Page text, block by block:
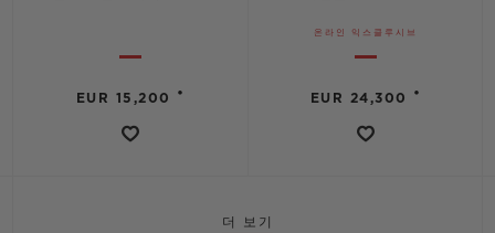
EUR 15,200 •
온라인 익스클루시브
EUR 24,300 •
더 보기